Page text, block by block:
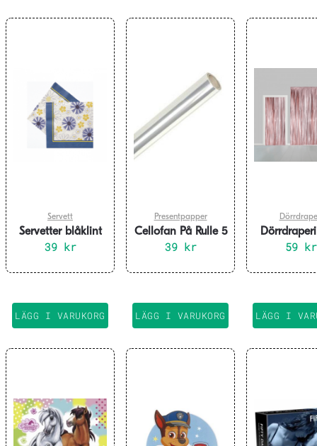
Servett
Servetter blåklint
och prästkragar
39 kr
LÄGG I VARUKORG
Presentpapper
Cellofan På Rulle 5
meter x 70 cm
39 kr
LÄGG I VARUKORG
roséguld
59 kr
LÄGG I